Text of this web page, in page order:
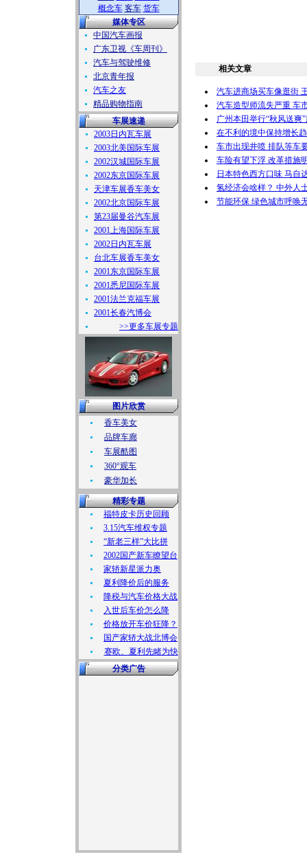
概念车 客车 货车
媒体专区
中国汽车画报
广东卫视《车周刊》
汽车与驾驶维修
北京青年报
汽车之友
精品购物指南
车展速递
2003日内瓦车展
2003北美国际车展
2002汉城国际车展
2002东京国际车展
天津车展香车美女
2002北京国际车展
第23届曼谷汽车展
2001上海国际车展
2002日内瓦车展
台北车展香车美女
2001东京国际车展
2001悉尼国际车展
2001法兰克福车展
2001长春汽博会
>>更多车展专题
图片欣赏
香车美女
品牌车廊
车展酷图
360°观车
豪华加长
精彩专题
福特皮卡历史回顾
3.15汽车维权专题
“新老三样”大比拼
2002国产新车瞭望台
家轿新星派力奥
夏利降价后的服务
降税与汽车价格大战
入世后车价怎么降
价格放开车价狂降？
国产家轿大战北博会
赛欧、夏利先睹为快
分类广告
相关文章
汽车进商场买车像逛街
汽车造型师流失严重 车
广州本田举行“秋风送爽
在不利的境中保持增长
车市出现井喷 排队等车
车险有望下浮 改革措施
日本特色西方口味 马自
氢经济会啥样？ 中外人
节能环保 绿色城市呼唤